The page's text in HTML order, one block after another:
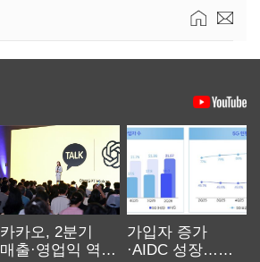
카카오, 2분기
매출·영업익 역대
가입자 증가
·AIDC 성장…